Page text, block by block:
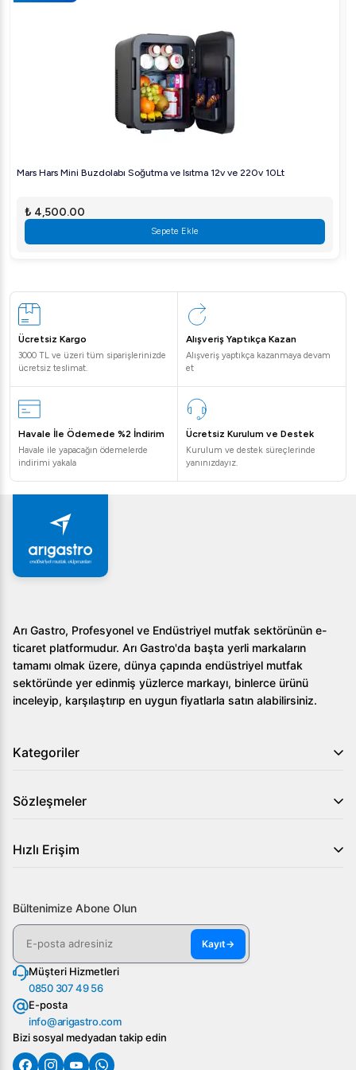
Mars Hars Mini Buzdolabı Soğutma ve Isıtma 12v ve 220v 10Lt
₺ 4,500.00
Sepete Ekle
Ücretsiz Kargo
3000 TL ve üzeri tüm siparişlerinizde
ücretsiz teslimat.
Alışveriş Yaptıkça Kazan
Alışveriş yaptıkça kazanmaya devam
et
Havale İle Ödemede %2 İndirim
Havale ile yapacağın ödemelerde
indirimi yakala
Ücretsiz Kurulum ve Destek
Kurulum ve destek süreçlerinde
yanınızdayız.
Arı Gastro, Profesyonel ve Endüstriyel mutfak sektörünün e-
ticaret platformudur. Arı Gastro'da başta yerli markaların
tamamı olmak üzere, dünya çapında endüstriyel mutfak
sektöründe yer edinmiş yüzlerce markayı, binlerce ürünü
inceleyip, karşılaştırıp en uygun fiyatlarla satın alabilirsiniz.
Kategoriler
Sözleşmeler
Hızlı Erişim
Bültenimize Abone Olun
Kayıt→
Müşteri Hizmetleri
0850 307 49 56
E-posta
info@arigastro.com
Bizi sosyal medyadan takip edin